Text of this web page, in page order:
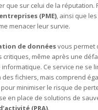
que sur celui de la réputation.
(PME), ainsi que
menacer leur survie.
de donnéesvous permet
critiques, même après une
Ce service ne se
fichiers, mais comprend
minimiser le risque de
en place de solutions de
(PRA).